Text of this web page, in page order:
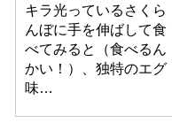
キラ光っているさくら
んぼに手を伸ばして食
べてみると（食べるん
かい！）、独特のエグ
味…